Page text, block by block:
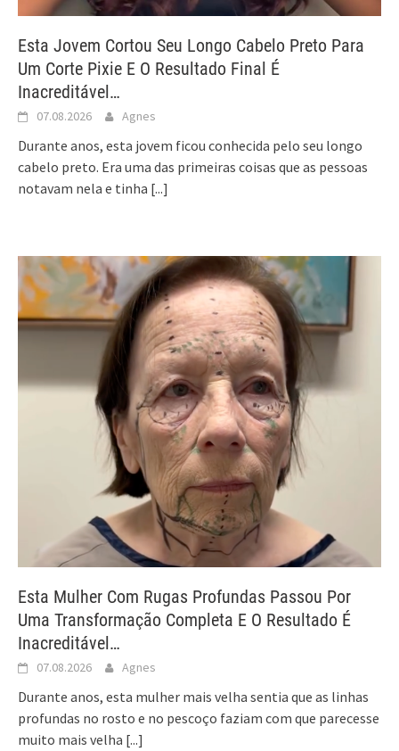
Esta Jovem Cortou Seu Longo Cabelo Preto Para
Um Corte Pixie E O Resultado Final É
Inacreditável…
07.08.2026 Agnes
Durante anos, esta jovem ficou conhecida pelo seu longo
cabelo preto. Era uma das primeiras coisas que as pessoas
notavam nela e tinha [...]
Esta Mulher Com Rugas Profundas Passou Por
Uma Transformação Completa E O Resultado É
Inacreditável…
07.08.2026 Agnes
Durante anos, esta mulher mais velha sentia que as linhas
profundas no rosto e no pescoço faziam com que parecesse
muito mais velha [...]